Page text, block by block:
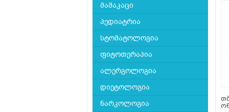
მამაკაცი
პედიატრია
სტომატოლოგია
ფიტოთერაპია
ალერგოლოგია
დიეტოლოგია
ნარკოლოგია